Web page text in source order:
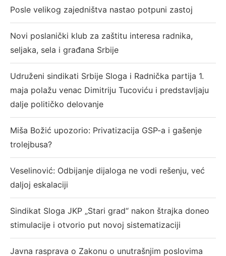
Posle velikog zajedništva nastao potpuni zastoj
Novi poslanički klub za zaštitu interesa radnika,
seljaka, sela i građana Srbije
Udruženi sindikati Srbije Sloga i Radnička partija 1.
maja polažu venac Dimitriju Tucoviću i predstavljaju
dalje političko delovanje
Miša Božić upozorio: Privatizacija GSP-a i gašenje
trolejbusa?
Veselinović: Odbijanje dijaloga ne vodi rešenju, već
daljoj eskalaciji
Sindikat Sloga JKP „Stari grad“ nakon štrajka doneo
stimulacije i otvorio put novoj sistematizaciji
Javna rasprava o Zakonu o unutrašnjim poslovima